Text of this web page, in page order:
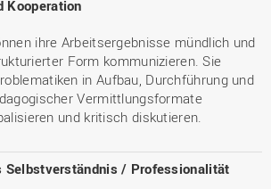
Kooperation
ihre Arbeitsergebnisse mündlich und
Form kommunizieren. Sie
in Aufbau, Durchführung und
Vermittlungsformate
und kritisch diskutieren.
Selbstverständnis / Professionalität